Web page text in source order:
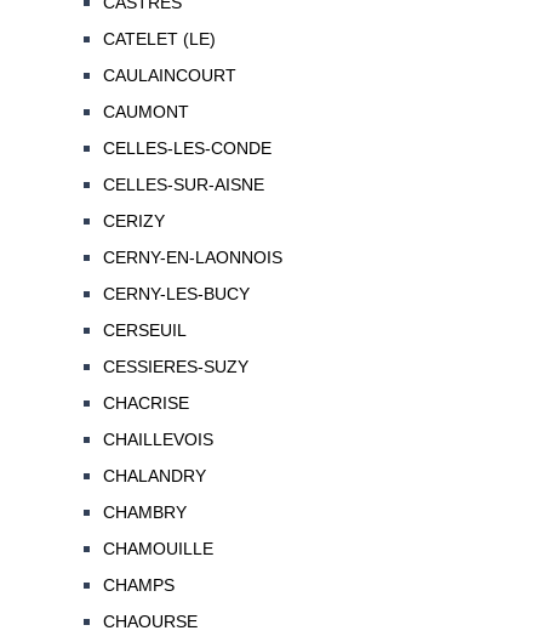
CATELET (LE)
CAULAINCOURT
CAUMONT
CELLES-LES-CONDE
CELLES-SUR-AISNE
CERIZY
CERNY-EN-LAONNOIS
CERNY-LES-BUCY
CERSEUIL
CESSIERES-SUZY
CHACRISE
CHAILLEVOIS
CHALANDRY
CHAMBRY
CHAMOUILLE
CHAMPS
CHAOURSE